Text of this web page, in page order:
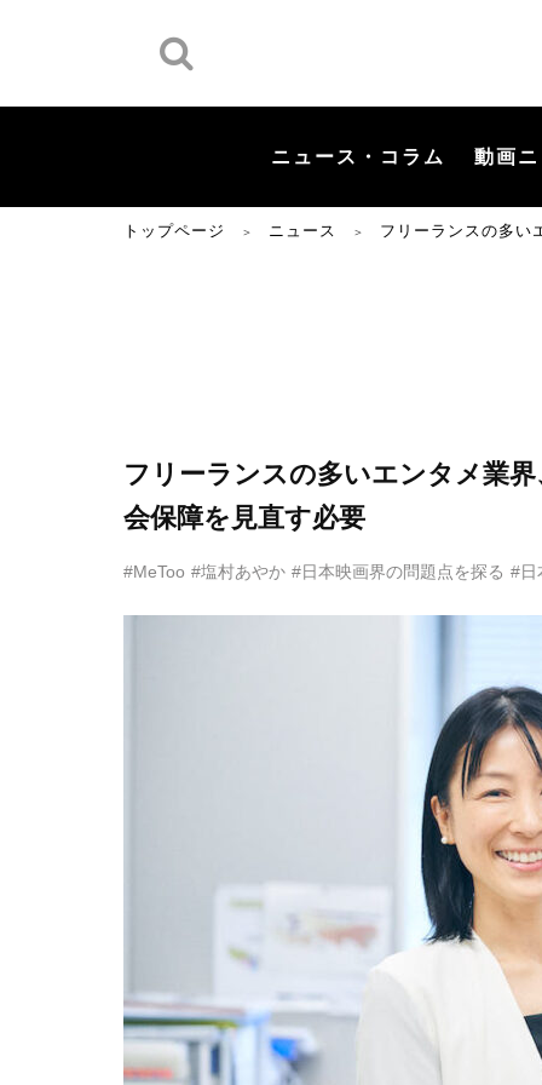
ニュース・コラム 動画
トップページ ＞ ニュース ＞ フリーランスの多い
フリーランスの多いエンタメ業
会保障を見直す必要
#MeToo #塩村あやか #日本映画界の問題点を探る #日